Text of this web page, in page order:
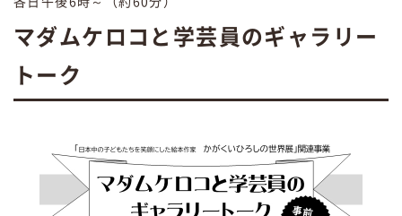
マダムケロコと学芸員のギャラリー
トーク